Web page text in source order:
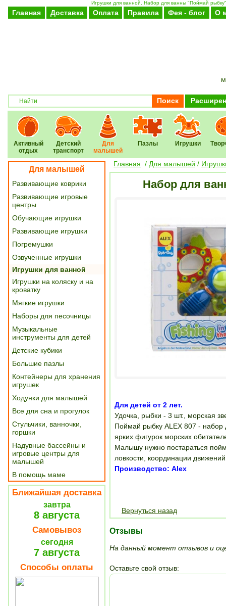
Игрушки для ванной. Набор для ванны "Поймай
Главная Доставка Оплата Правила Фея - блог О
Поиск
Активный
отдых
Детский
транспорт
Для
малышей
Пазлы Игрушки
Для малышей
Развивающие коврики
Развивающие игровые
центры
Обучающие игрушки
Развивающие игрушки
Погремушки
Озвученные игрушки
Игрушки для ванной
Игрушки на коляску и на
кроватку
Мягкие игрушки
Наборы для песочницы
Музыкальные
инструменты для детей
Детские кубики
Большие пазлы
Контейнеры для хранения
игрушек
Ходунки для малышей
Все для сна и прогулок
Стульчики, ванночки,
горшки
Надувные бассейны и
игровые центры для
малышей
В помощь маме
Ближайшая доставка
завтра
8 августа
Самовывоз
сегодня
7 августа
Способы оплаты
Главная / Для малышей /
Набор для
Для детей от 2 лет.
Удочка, рыбки - 3 шт., морская
Поймай рыбку ALEX 807 - набор
ярких фигурок морских
Малышу нужно постараться
ловкости, координации
Производство: Alex
Вернуться назад
Отзывы
На данный момент отзывов и
Оставьте свой отзыв: